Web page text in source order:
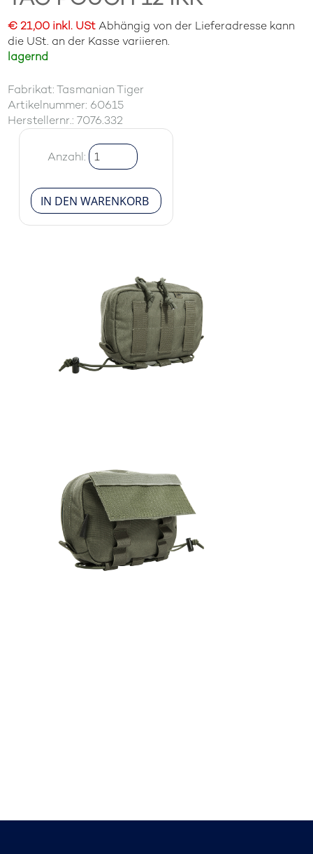
€ 21,00 inkl. UStAbhängig von der Lieferadresse kann
die USt. an der Kasse variieren.
lagernd
Fabrikat: Tasmanian Tiger
Artikelnummer: 60615
Herstellernr.: 7076.332
Anzahl: